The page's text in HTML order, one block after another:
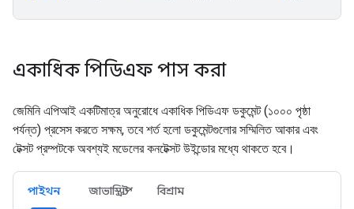
একাধিক পিডিএফ পাস করা
জেমিনি এপিআই একটিমাত্র অনুরোধে একাধিক পিডিএফ ডকুমেন্ট (১০০০ পৃষ্ঠা
পর্যন্ত) প্রসেস করতে সক্ষম, তবে শর্ত হলো ডকুমেন্টগুলোর সম্মিলিত আকার এবং
টেক্সট প্রম্পটকে অবশ্যই মডেলের কনটেক্সট উইন্ডোর মধ্যে থাকতে হবে।
পাইথন জাভাস্ক্রিপ্ট বিশ্রাম